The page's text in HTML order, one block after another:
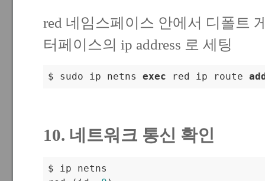
red 네임스페이스 안에서 디폴트
터페이스의 ip address 로 세팅
$ sudo ip netns exec red ip route
10. 네트워크 통신 확인
$ ip netns